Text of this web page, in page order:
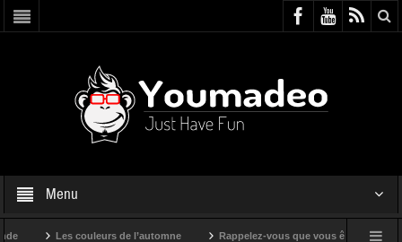
Menu
Les couleurs de l’automne Rappelez-vous que vous êtes super !